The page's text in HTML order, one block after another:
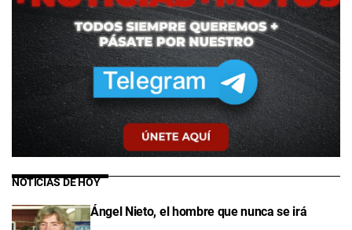
NOTICIAS DE HOY
Ángel Nieto, el hombre que nunca se irá